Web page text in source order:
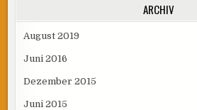
ARCHIV
August 2019
Juni 2016
Dezember 2015
Juni 2015